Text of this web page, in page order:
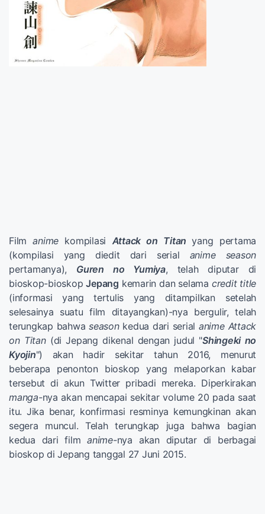
Filmanime kompilasi Attack on Titan yang pertama
(kompilasi yang diedit dari serial anime season
pertamanya), Guren no Yumiya, telah diputar di
bioskop-bioskopJepang kemarin dan selama credit title
(informasi yang tertulis yang ditampilkan setelah
selesainya suatu film ditayangkan)-nya bergulir, telah
terungkap bahwaseasonkedua dari serial anime Attack
on Titan(di Jepang dikenal dengan judul "Shingeki no
Kyojin") akan hadir sekitar tahun 2016, menurut
beberapa penonton bioskop yang melaporkan kabar
tersebut di akun Twitter pribadi mereka. Diperkirakan
manga-nya akan mencapai sekitar volume 20 pada saat
itu. Jika benar, konfirmasi resminya kemungkinan akan
segera muncul. Telah terungkap juga bahwa bagian
kedua dari filmanime-nya akan diputar di berbagai
bioskop di Jepang tanggal 27 Juni 2015.